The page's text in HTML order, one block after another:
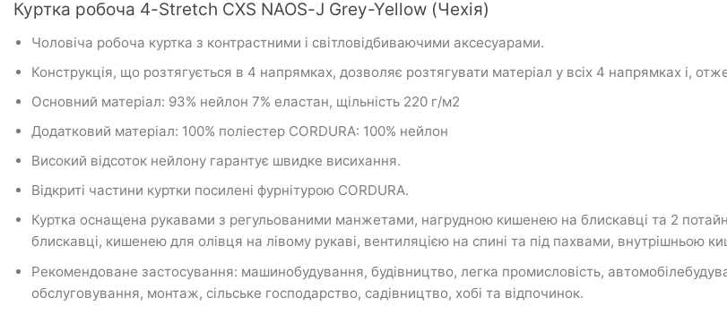
Куртка робоча 4-Stretch CXS NAOS-J Grey-Yellow (Чехія)
Чоловіча робоча куртка з контрастними і світловідбиваючими аксесуарами.
Конструкція, що розтягується в 4 напрямках, дозволяє розтягувати матеріал у всіх 4 напрямках і,
Основний матеріал: 93% нейлон 7% еластан, щільність 220 г/м2
Додатковий матеріал: 100% поліестер CORDURA: 100% нейлон
Високий відсоток нейлону гарантує швидке висихання.
Відкриті частини куртки посилені фурнітурою CORDURA.
Куртка оснащена рукавами з регульованими манжетами, нагрудною кишенею на блискавці та 2
блискавці, кишенею для олівця на лівому рукаві, вентиляцією на спині та під пахвами, внутрішньою
Рекомендоване застосування: машинобудування, будівництво, легка промисловість,
обслуговування, монтаж, сільське господарство, садівництво, хобі та відпочинок.